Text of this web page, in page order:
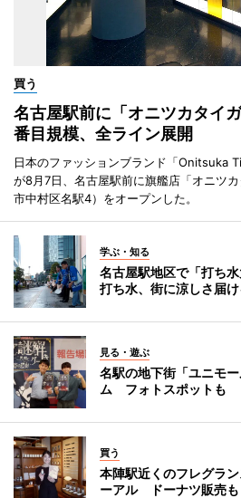
買う
名古屋駅前に「オニツカタイ
番目規模、全ライン展開
日本のファッションブランド「Onitsuka
が8月7日、名古屋駅前に旗艦店「オニツ
市中村区名駅4）をオープンした。
学ぶ・知る
名古屋駅地区で「打ち
打ち水、街に涼しさ届け
見る・遊ぶ
名駅の地下街「ユニモ
ム フォトスポットも
買う
本陣駅近くのフレグラ
ーアル ドーナツ販売も